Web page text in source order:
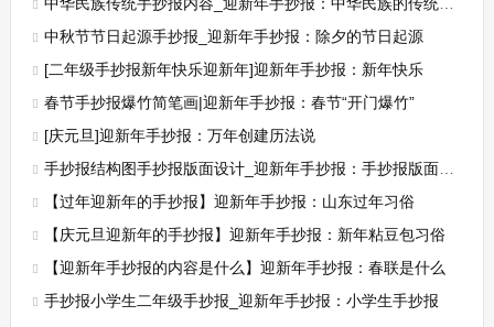
中华民族传统手抄报内容_迎新年手抄报：中华民族的传统佳节
中秋节节日起源手抄报_迎新年手抄报：除夕的节日起源
[二年级手抄报新年快乐迎新年]迎新年手抄报：新年快乐
春节手抄报爆竹简笔画|迎新年手抄报：春节“开门爆竹”
[庆元旦]迎新年手抄报：万年创建历法说
手抄报结构图手抄报版面设计_迎新年手抄报：手抄报版面设计图
【过年迎新年的手抄报】迎新年手抄报：山东过年习俗
【庆元旦迎新年的手抄报】迎新年手抄报：新年粘豆包习俗
【迎新年手抄报的内容是什么】迎新年手抄报：春联是什么
手抄报小学生二年级手抄报_迎新年手抄报：小学生手抄报